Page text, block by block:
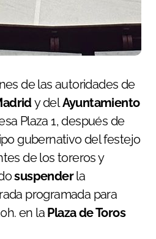
y delAyuntamiento
Plaza 1, después de
gubernativo del festejo
de los toreros y
suspenderla
programada para
en la Plaza de Toros